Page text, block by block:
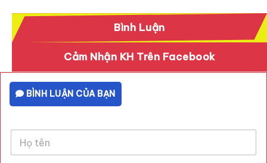
Bình Luận
Cảm Nhận KH Trên Facebook
BÌNH LUẬN CỦA BẠN